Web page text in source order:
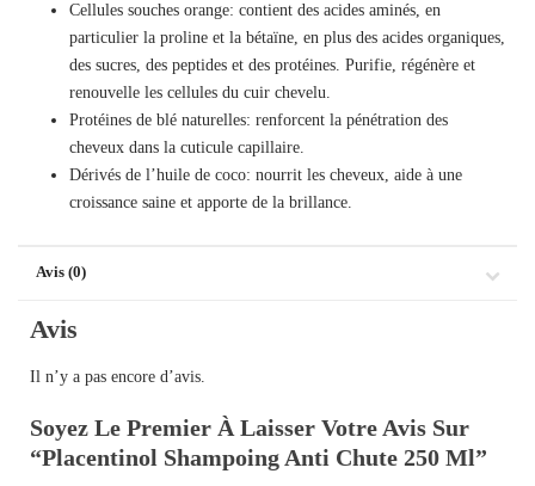
Cellules souches orange: contient des acides aminés, en
particulier la proline et la bétaïne, en plus des acides organiques,
des sucres, des peptides et des protéines. Purifie, régénère et
renouvelle les cellules du cuir chevelu.
Protéines de blé naturelles: renforcent la pénétration des
cheveux dans la cuticule capillaire.
Dérivés de l’huile de coco: nourrit les cheveux, aide à une
croissance saine et apporte de la brillance.
Avis (0)
Avis
Il n’y a pas encore d’avis.
Soyez Le Premier À Laisser Votre Avis Sur
“Placentinol Shampoing Anti Chute 250 Ml”